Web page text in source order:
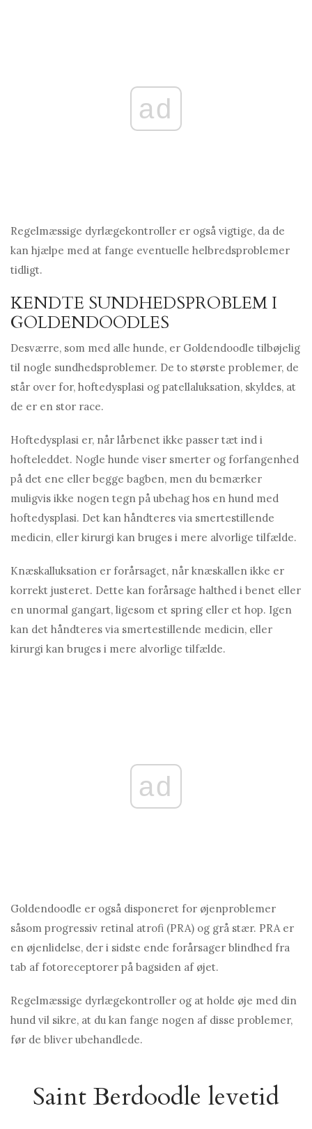
ad
Regelmæssige dyrlægekontroller er også vigtige, da de
kan hjælpe med at fange eventuelle helbredsproblemer
tidligt.
KENDTE SUNDHEDSPROBLEM I
GOLDENDOODLES
Desværre, som med alle hunde, er Goldendoodle tilbøjelig
til nogle sundhedsproblemer. De to største problemer, de
står over for, hoftedysplasi og patellaluksation, skyldes, at
de er en stor race.
Hoftedysplasi er, når lårbenet ikke passer tæt ind i
hofteleddet. Nogle hunde viser smerter og forfangenhed
på det ene eller begge bagben, men du bemærker
muligvis ikke nogen tegn på ubehag hos en hund med
hoftedysplasi. Det kan håndteres via smertestillende
medicin, eller kirurgi kan bruges i mere alvorlige tilfælde.
Knæskalluksation er forårsaget, når knæskallen ikke er
korrekt justeret. Dette kan forårsage halthed i benet eller
en unormal gangart, ligesom et spring eller et hop. Igen
kan det håndteres via smertestillende medicin, eller
kirurgi kan bruges i mere alvorlige tilfælde.
ad
Goldendoodle er også disponeret for øjenproblemer
såsom progressiv retinal atrofi (PRA) og grå stær. PRA er
en øjenlidelse, der i sidste ende forårsager blindhed fra
tab af fotoreceptorer på bagsiden af ​​øjet.
Regelmæssige dyrlægekontroller og at holde øje med din
hund vil sikre, at du kan fange nogen af ​​disse problemer,
før de bliver ubehandlede.
Saint Berdoodle levetid